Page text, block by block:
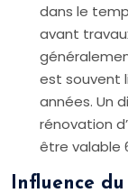
dans le
avant
est souvent
années. Un
rénovation
être valable
Influence